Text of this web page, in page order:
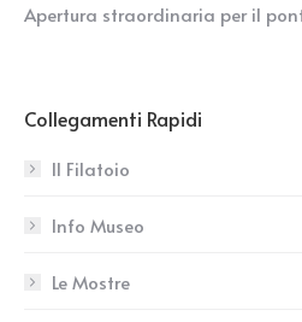
Apertura straordinaria per il
Collegamenti Rapidi
Il Filatoio
Info Museo
Le Mostre